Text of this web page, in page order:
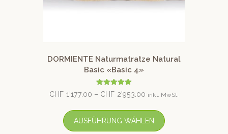
DORMIENTE Naturmatratze Natural
Basic «Basic 4»
Bewertet mit
5.00
CHF 1'177.00 – CHF 2'953.00 inkl. MwSt.
AUSFÜHRUNG WÄHLEN